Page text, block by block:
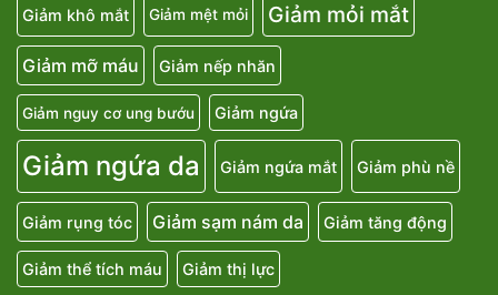
Giảm khô mắt Giảm mệt mỏi Giảm mỏi mắt
Giảm mỡ máu Giảm nếp nhăn
Giảm nguy cơ ung bướu Giảm ngứa
Giảm ngứa da Giảm ngứa mắt Giảm phù nề
Giảm rụng tóc Giảm sạm nám da Giảm tăng động
Giảm thể tích máu Giảm thị lực